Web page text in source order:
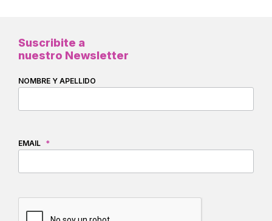
Suscribite a
nuestro Newsletter
NOMBRE Y APELLIDO
EMAIL *